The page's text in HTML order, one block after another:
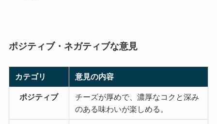
ポジティブ・ネガティブな意見
カテゴリ 意見の内容
ポジティブ
チーズが厚めで、濃厚なコクと深み
のある味わいが楽しめる。